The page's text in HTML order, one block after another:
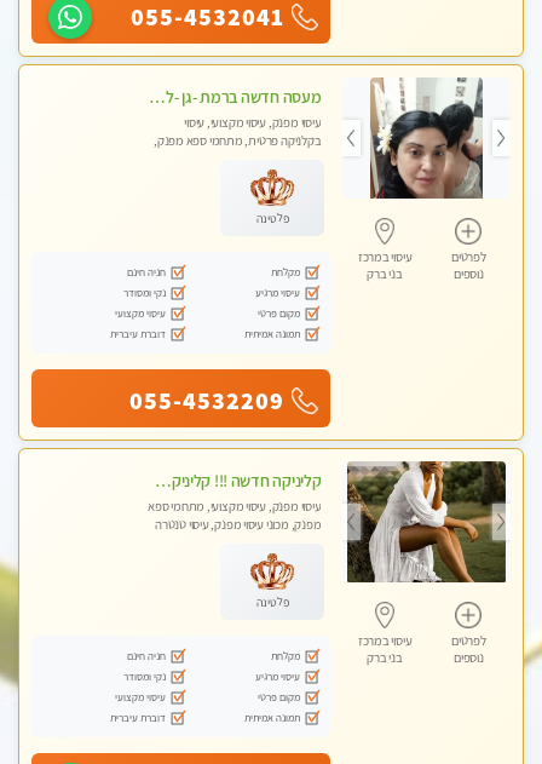
055-4532041
לפרטים
נוספים
עיסוי במרכז
בני ברק
מעסה חדשה ברמת -גן -לעיסוי מיוחד ואיכותי מקום פרטי ואינטימי ושקט מומלץ לחלוטין!!
עיסוי מפנק, עיסוי מקצועי, עיסוי
בקלניקה פרטית, מתחמי ספא מפנק,
פלטינה
מקלחת
חניה חינם
עיסוי מרגיע
נקי ומסודר
מקום פרטי
עיסוי מקצועי
תמונה אמיתית
דוברת עיברית
055-4532209
לפרטים
נוספים
עיסוי במרכז
בני ברק
קליניקה חדשה !!! קליניקה פרטית ואיכותית במיוחד בהרצליה
עיסוי מפנק, עיסוי מקצועי, מתחמי ספא
מפנק, מכוני עיסוי מפנק, עיסוי טנטרה
פלטינה
מקלחת
חניה חינם
עיסוי מרגיע
נקי ומסודר
מקום פרטי
עיסוי מקצועי
תמונה אמיתית
דוברת עיברית